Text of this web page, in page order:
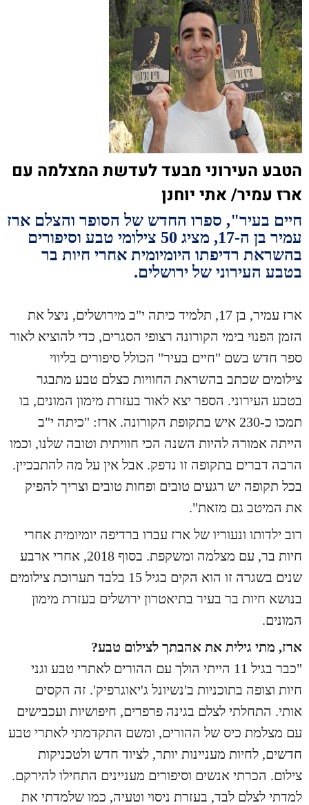
הטבע העירוני מבעד לעדשת המצלמה עם
ארז עמיר/ אתי יוחנן
חיים בעיר", ספרו החדש של הסופר והצלם ארז
עמיר בן ה-17, מציג 50 צילומי טבע וסיפורים
בהשראת רדיפתו היומיומית אחרי חיות בר
בטבע העירוני של ירושלים.
ארז עמיר, בן 17, תלמיד כיתה י"ב מירושלים, ניצל את
הזמן הפנוי בימי הקורונה רצופי הסגרים, כדי להוציא לאור
ספר חדש בשם "חיים בעיר" הכולל סיפורים בליווי
צילומים שכתב בהשראת החוויות כצלם טבע מתבגר
בטבע העירוני. הספר יצא לאור בעזרת מימון המונים, בו
תמכו כ-230 איש בתקופת הקורונה. ארז:
"כיתה י"ב
הייתה אמורה להיות השנה הכי חוויתית וטובה שלנו, וכמו
הרבה דברים בתקופה זו נדפק. אבל אין על מה להתבכיין.
בכל תקופה יש רגעים טובים ופחות טובים וצריך להפיק
את המיטב גם מזאת".
רוב ילדותו ונעוריו של ארז עברו ברדיפה יומיומית אחרי
חיות בר, עם מצלמה ומשקפת. בסוף 2018, אחרי ארבע
שנים בשגרה זו הוא הקים בגיל 15 בלבד תערוכת צילומים
בנושא חיות בר בעיר בתיאטרון ירושלים בעזרת מימון
המונים.
ארז, מתי גילית את אהבתך לצילום טבע?
"כבר בגיל 11 הייתי הולך עם ההורים לאתרי טבע וגני
חיות וצופה בתוכניות ב'נשיונל ג'יאוגרפיק'. זה הקסים
אותי. התחלתי לצלם בגינה פרפרים, חיפושיות ועכבישים
עם מצלמת כיס של ההורים, ומשם התקדמתי לאתרי טבע
חדשים, לחיות מעניינות יותר, לציוד חדש ולטכניקות
צילום. הכרתי אנשים וסיפורים מעניינים התחילו להירקם.
למדתי לצלם לבד, בעזרת ניסוי וטעיה, כמו שלמדתי את